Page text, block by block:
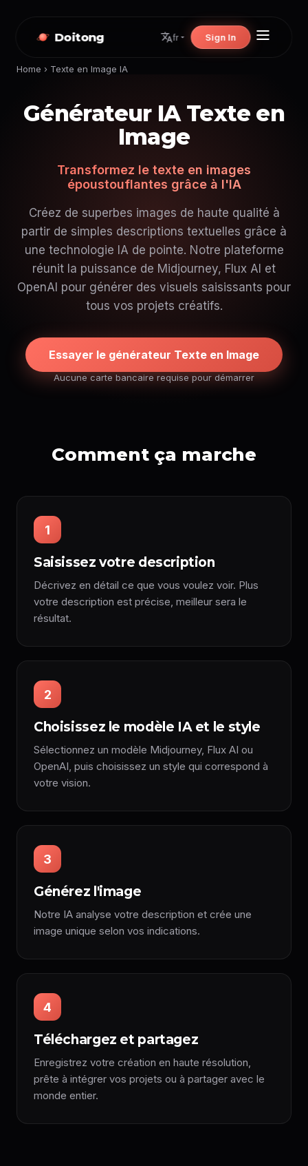
Doitong fr Sign In
Home › Texte en Image IA
Générateur IA Texte en
Image
Transformez le texte en images
époustouflantes grâce à l'IA
Créez de superbes images de haute qualité à
partir de simples descriptions textuelles grâce à
une technologie IA de pointe. Notre plateforme
réunit la puissance de Midjourney, Flux AI et
OpenAI pour générer des visuels saisissants pour
tous vos projets créatifs.
Essayer le générateur Texte en Image
Aucune carte bancaire requise pour démarrer
Comment ça marche
1
Saisissez votre description
Décrivez en détail ce que vous voulez voir. Plus
votre description est précise, meilleur sera le
résultat.
2
Choisissez le modèle IA et le style
Sélectionnez un modèle Midjourney, Flux AI ou
OpenAI, puis choisissez un style qui correspond à
votre vision.
3
Générez l'image
Notre IA analyse votre description et crée une
image unique selon vos indications.
4
Téléchargez et partagez
Enregistrez votre création en haute résolution,
prête à intégrer vos projets ou à partager avec le
monde entier.